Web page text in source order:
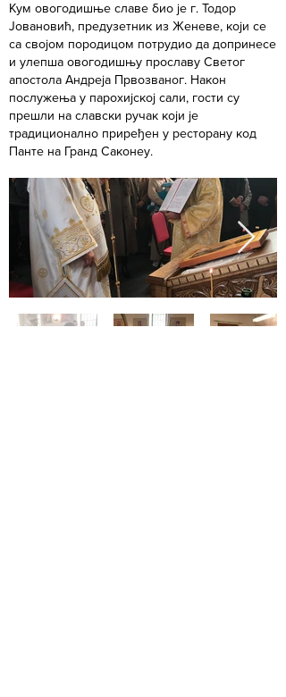
Кум овогодишње славе био је г. Тодор
Јовановић, предузетник из Женеве, који се
са својом породицом потрудио да допринесе
и улепша овогодишњу прославу Светог
апостола Андреја Првозваног. Након
послужења у парохијској сали, гости су
прешли на славски ручак који је
традиционално приређен у ресторану код
Панте на Гранд Саконеу.